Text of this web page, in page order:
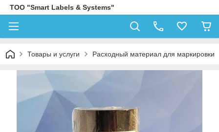
ТОО "Smart Labels & Systems"
Товары и услуги Расходный материал для маркировки